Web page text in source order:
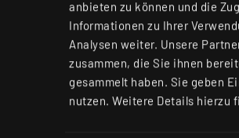
anbieten zu können und die
Informationen zu Ihrer
Analysen weiter. Unsere
zusammen, die Sie ihnen
gesammelt haben. Sie geben
nutzen. Weitere Details hierzu